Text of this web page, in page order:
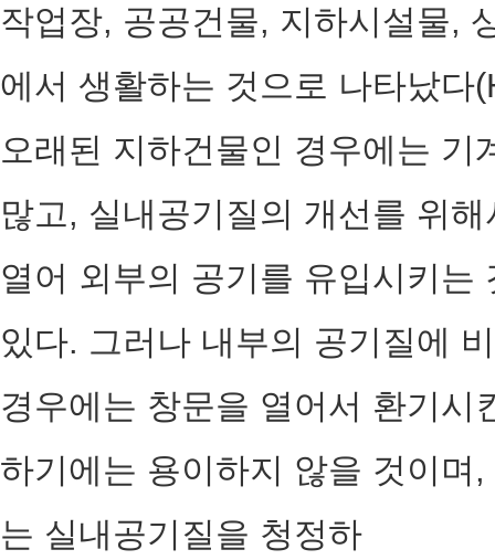
작업장, 공공건물, 지하시설물,
에서 생활하는 것으로 나타났다
오래된 지하건물인 경우에는
많고, 실내공기질의 개선를 위
열어 외부의 공기를 유입시키는
있다. 그러나 내부의 공기질에
경우에는 창문을 열어서 환기시
하기에는 용이하지 않을 것이며
는 실내공기질을 청정하